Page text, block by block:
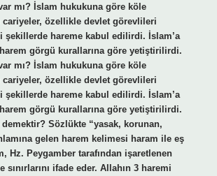
mı? İslam hukukuna göre köle
cariyeler, özellikle devlet görevlileri
şekillerde hareme kabul edilirdi. İslam’a
görgü kurallarına göre yetiştirilirdi.
mı? İslam hukukuna göre köle
cariyeler, özellikle devlet görevlileri
şekillerde hareme kabul edilirdi. İslam’a
görgü kurallarına göre yetiştirilirdi.
demektir? Sözlükte “yasak, korunan,
gelen harem kelimesi haram ile eş
Hz. Peygamber tarafından işaretlenen
sınırlarını ifade eder. Allahın 3 haremi